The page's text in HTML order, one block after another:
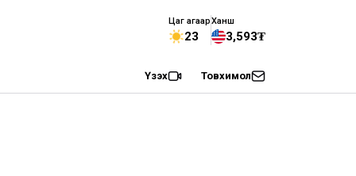
Цаг агаар
23
Ханш
3,593₮
Үзэх Товхимол